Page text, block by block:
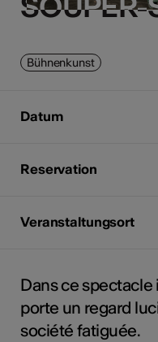
Bühnenkunst
Datum
Reservation
Veranstaltungsort
Dans ce spectacle
porte un regard
société fatiguée.